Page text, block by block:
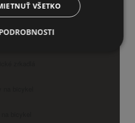
bicykel
VŠETKO